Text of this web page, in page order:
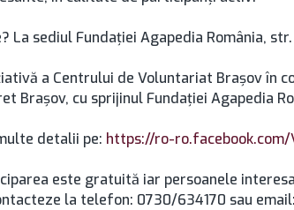
La sediul Fundației Agapedia România,
a Centrului de Voluntariat Brașov în
Braşov, cu sprijinul Fundației Agapedia
detalii pe: https://ro-ro.facebook.com/
este gratuită iar persoanele
la telefon: 0730/634170 sau